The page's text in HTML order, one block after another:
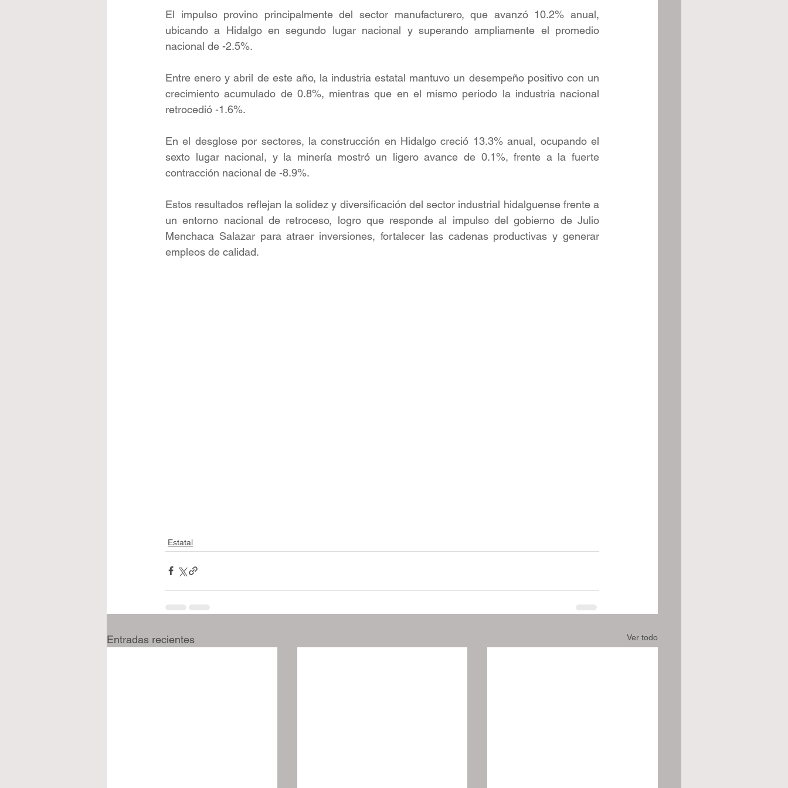
El impulso provino principalmente del sector manufacturero, que avanzó 10.2% anual,
ubicando a Hidalgo en segundo lugar nacional y superando ampliamente el promedio
nacional de -2.5%.
Entre enero y abril de este año, la industria estatal mantuvo un desempeño positivo con un
crecimiento acumulado de 0.8%, mientras que en el mismo periodo la industria nacional
retrocedió -1.6%.
En el desglose por sectores, la construcción en Hidalgo creció 13.3% anual, ocupando el
sexto lugar nacional, y la minería mostró un ligero avance de 0.1%, frente a la fuerte
contracción nacional de -8.9%.
Estos resultados reflejan la solidez y diversificación del sector industrial hidalguense frente a
un entorno nacional de retroceso, logro que responde al impulso del gobierno de Julio
Menchaca Salazar para atraer inversiones, fortalecer las cadenas productivas y generar
empleos de calidad.
Estatal
Entradas recientes Ver todo